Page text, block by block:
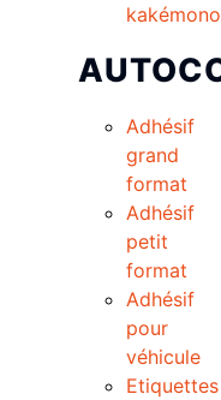
kakémono
Adhésif
grand
format
Adhésif
petit
format
Adhésif
pour
véhicule
Etiquettes